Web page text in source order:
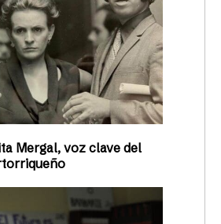
Mergal, voz clave del